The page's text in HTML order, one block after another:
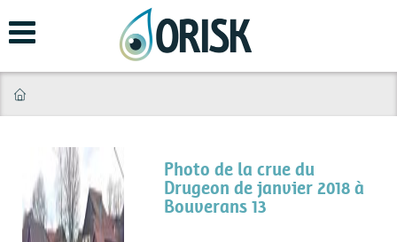
au
contenu
Photo de la crue du
Drugeon de janvier 2018 à
Bouverans 13